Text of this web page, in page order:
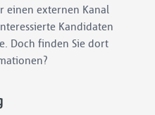
einen externen Kanal
Kandidaten
Doch finden Sie dort